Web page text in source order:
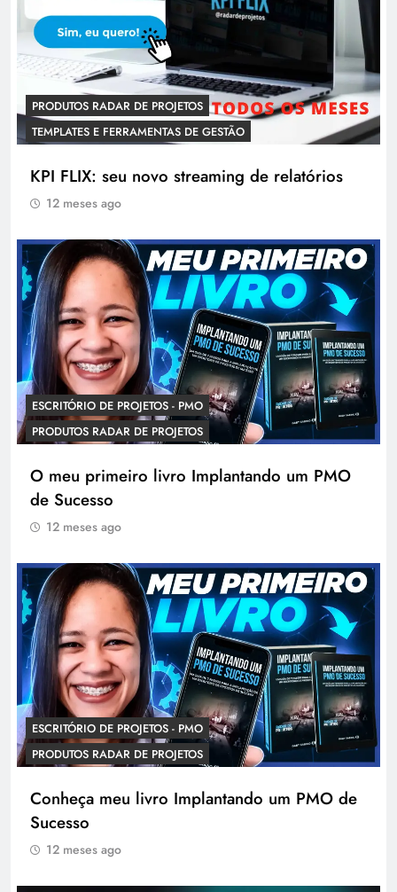
PRODUTOS RADAR DE PROJETOS
TEMPLATES E FERRAMENTAS DE GESTÃO
KPI FLIX: seu novo streaming de relatórios
12 meses ago
ESCRITÓRIO DE PROJETOS - PMO
PRODUTOS RADAR DE PROJETOS
O meu primeiro livro Implantando um PMO
de Sucesso
12 meses ago
ESCRITÓRIO DE PROJETOS - PMO
PRODUTOS RADAR DE PROJETOS
Conheça meu livro Implantando um PMO de
Sucesso
12 meses ago